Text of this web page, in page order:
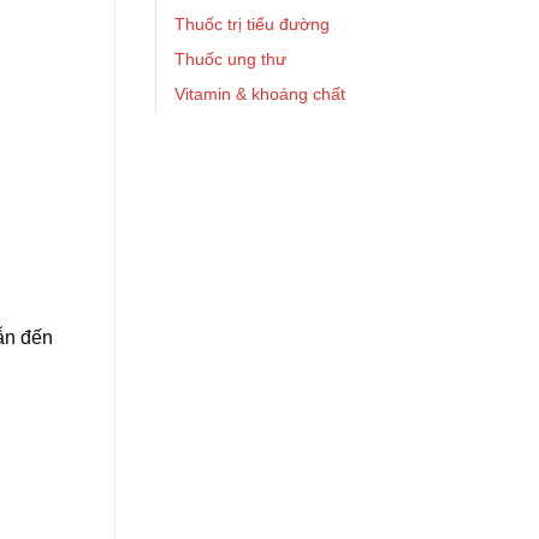
Thuốc trị tiểu đường
Thuốc ung thư
Vitamin & khoáng chất
đến